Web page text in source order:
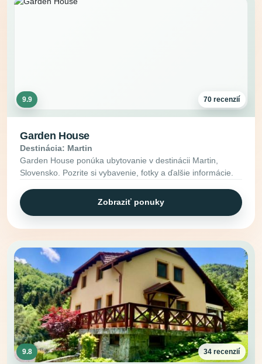
9.9 70 recenzií
Garden House
Destinácia: Martin
Garden House ponúka ubytovanie v destinácii Martin,
Slovensko. Pozrite si vybavenie, fotky a ďalšie informácie.
Zobraziť ponuky
9.8 34 recenzií